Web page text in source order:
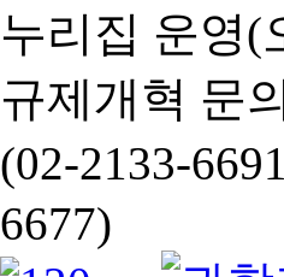
누리집 운영(
규제개혁 문
(02-2133-
6677)